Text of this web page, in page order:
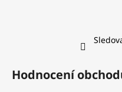
Hodnocení